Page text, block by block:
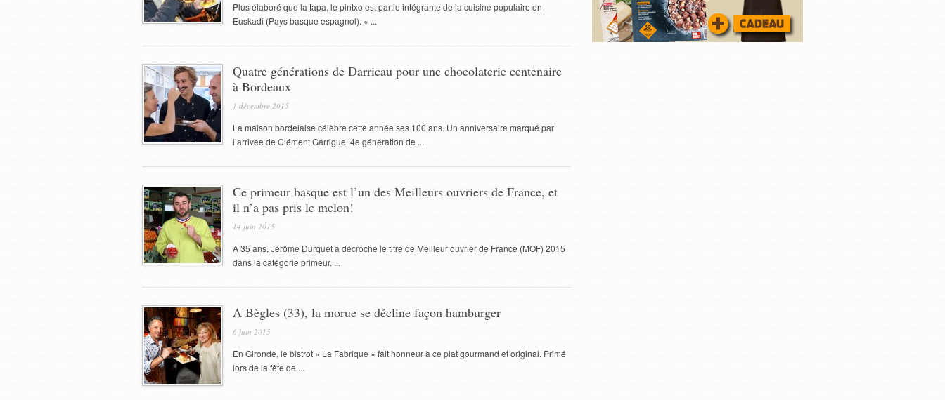
Plus élaboré que la tapa, le pintxo est partie intégrante de la cuisine populaire en
Euskadi (Pays basque espagnol). « ...
Quatre générations de Darricau pour une chocolaterie centenaire
à Bordeaux
1 décembre 2015
La maison bordelaise célèbre cette année ses 100 ans. Un anniversaire marqué par
l’arrivée de Clément Garrigue, 4e génération de ...
Ce primeur basque est l’un des Meilleurs ouvriers de France, et
il n’a pas pris le melon!
14 juin 2015
A 35 ans, Jérôme Durquet a décroché le titre de Meilleur ouvrier de France (MOF) 2015
dans la catégorie primeur. ...
A Bègles (33), la morue se décline façon hamburger
6 juin 2015
En Gironde, le bistrot « La Fabrique » fait honneur à ce plat gourmand et original. Primé
lors de la fête de ...